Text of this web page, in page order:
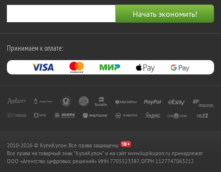
Принимаем к оплате:
2010-2026 © КупиКупон. Все права защищены.
Все права на товарный знак "КупиКупон" и на сайт www.kupikupon.ru принадлежат
OOO «Агентство цифровых решений» ИНН 7705523387, ОГРН 1127747063212